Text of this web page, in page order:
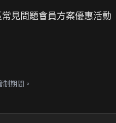
常見問題會員方案優惠活動
期間。